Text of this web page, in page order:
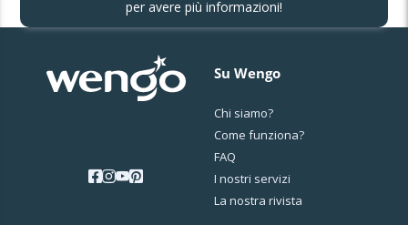
per avere più informazioni!
Su Wengo
Chi siamo?
Come funziona?
FAQ
I nostri servizi
La nostra rivista